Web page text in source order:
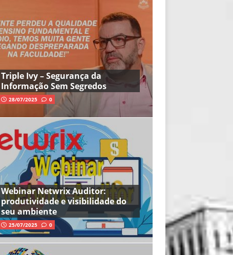
Triple Ivy – Segurança da
Informação Sem Segredos
28/07/2025 0
Webinar Netwrix Auditor:
produtividade e visibilidade do
seu ambiente
25/07/2025 0